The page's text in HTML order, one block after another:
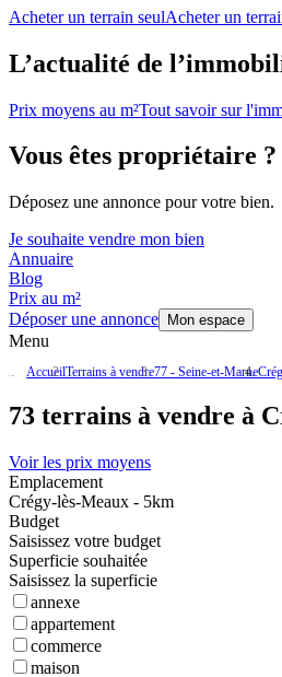
Acheter un terrain seulAcheter un
L’actualité de
Prix moyens au m²Tout savoir sur
Vous êtes propriétaire ?
Déposez une annonce pour votre bien.
Je souhaite vendre mon bien
Annuaire
Blog
Prix au m²
Déposer une annonce
Mon espace
Menu
AccueilTerrains à vendre77 - Seine-et-Marne
73 terrains à vendre à
Voir les prix moyens
Emplacement
Crégy-lès-Meaux - 5km
Budget
Saisissez votre budget
Superficie souhaitée
Saisissez la superficie
annexe
appartement
commerce
maison